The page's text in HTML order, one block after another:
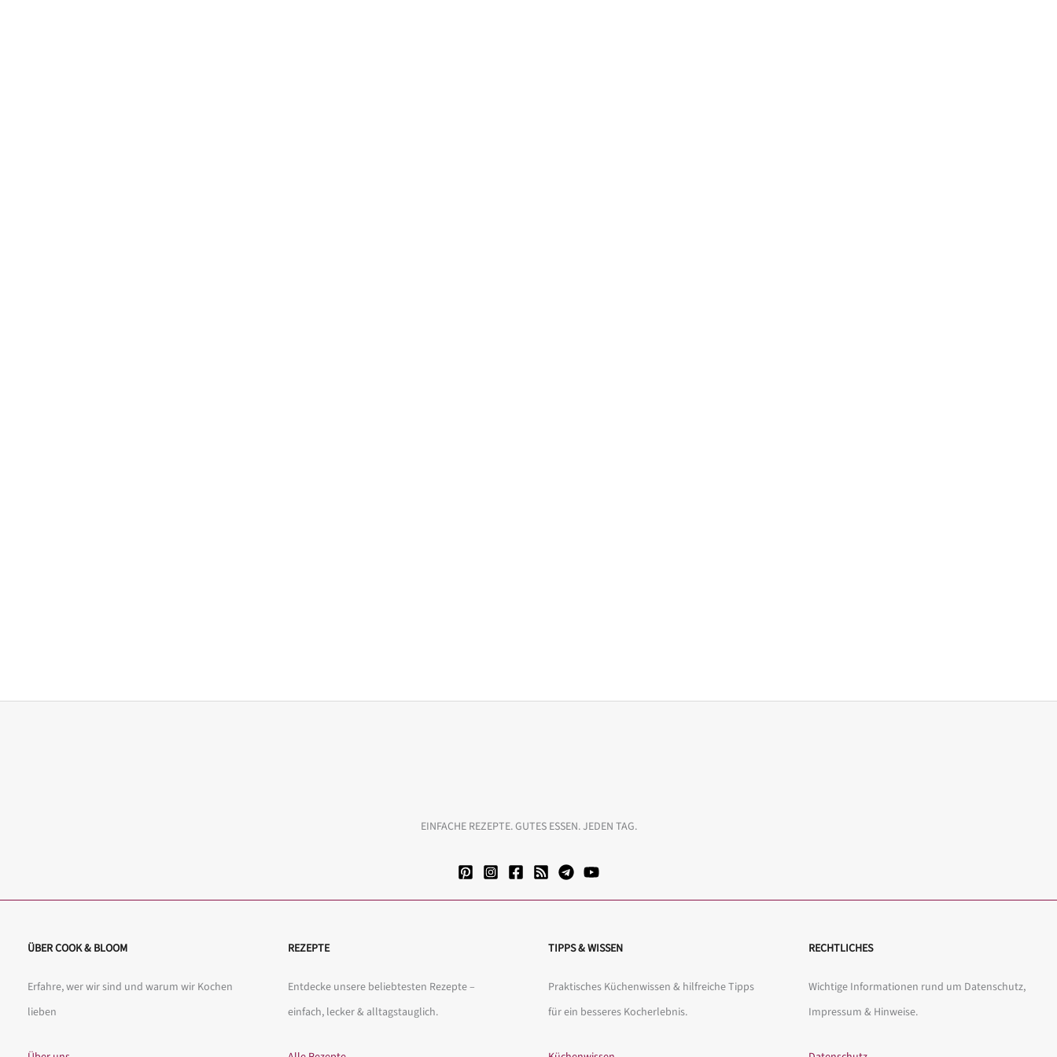
EINFACHE REZEPTE. GUTES ESSEN. JEDEN TAG.
ÜBER COOK & BLOOM
Erfahre, wer wir sind und warum wir Kochen
lieben
REZEPTE
Entdecke unsere beliebtesten Rezepte –
einfach, lecker & alltagstauglich.
TIPPS & WISSEN
Praktisches Küchenwissen & hilfreiche Tipps
für ein besseres Kocherlebnis.
RECHTLICHES
Wichtige Informationen rund um Datenschutz,
Impressum & Hinweise.